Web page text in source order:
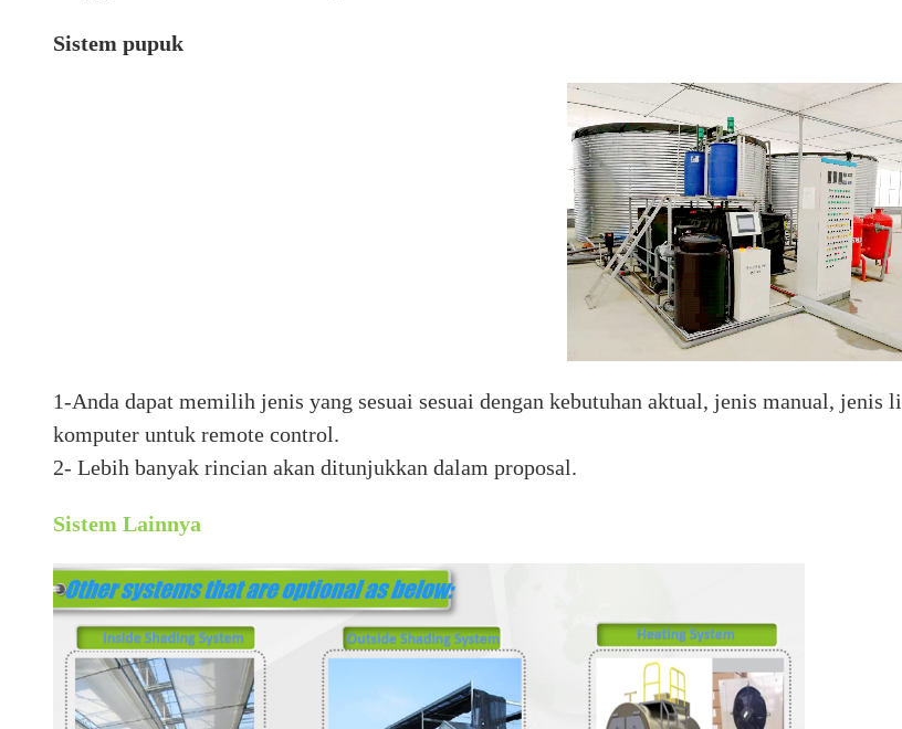
Sistem pupuk
1-Anda dapat memilih jenis yang sesuai sesuai dengan kebutuhan aktual, jenis manual, jenis
komputer untuk remote control.
2- Lebih banyak rincian akan ditunjukkan dalam proposal.
Sistem Lainnya